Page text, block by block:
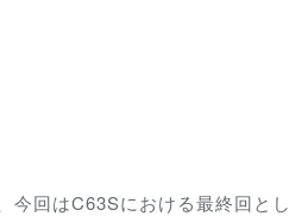
今回はC63Sにおける最終回とし